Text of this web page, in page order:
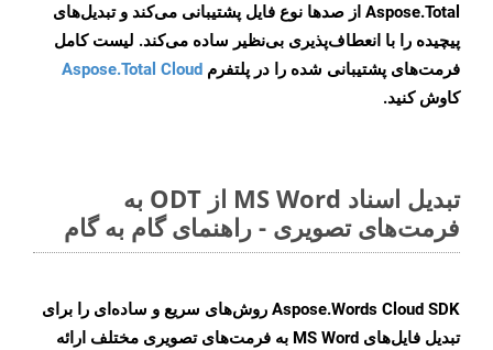
Aspose.Total از صدها نوع فایل پشتیبانی می‌کند و تبدیل‌های
پیچیده را با انعطاف‌پذیری بی‌نظیر ساده می‌کند. لیست کامل
فرمت‌های پشتیبانی شده را در پلتفرم Aspose.Total Cloud
کاوش کنید.
تبدیل اسناد MS Word از ODT به
فرمت‌های تصویری - راهنمای گام به گام
Aspose.Words Cloud SDK روش‌های سریع و ساده‌ای را برای
تبدیل فایل‌های MS Word به فرمت‌های تصویری مختلف ارائه